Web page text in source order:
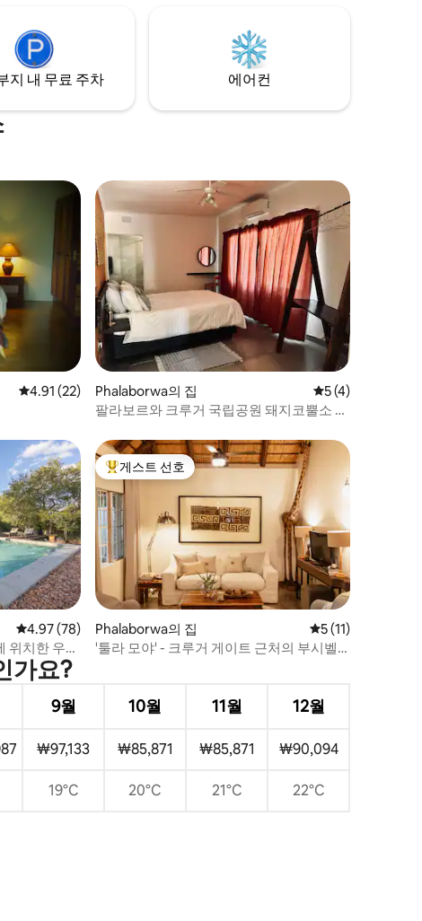
지 내 무료 주차 에어컨
평점 4.91점(5점 만점), 후기 22개
4.91 (22)
Phalaborwa의 집 평점 5점(5점 만
5 (4)
팔라보르와 크루거 국립공원 돼지코뿔소 관
평점 4.97점(5점 만점), 후기 78개
4.97 (78)
위치한 우분
상위 게스트 선호
게스트 선호
Phalaborwa의 집 평점 5점(5점 만점
5 (11)
'툴라 모야' - 크루거 게이트 근처의 부시벨
가요?
9월 10월 11월 12월
₩97,133 ₩85,871 ₩85,871 ₩90,094
19°C 20°C 21°C 22°C